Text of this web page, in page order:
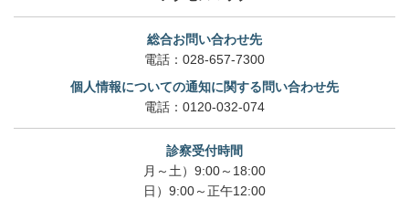
総合お問い合わせ先
電話： 028-657-7300
個人情報についての通知に関する問い合わせ先
電話： 0120-032-074
診察受付時間
月～土）9:00～18:00
日）9:00～正午12:00